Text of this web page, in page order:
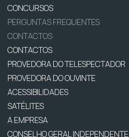
CONCURSOS
PERGUNTAS FREQUENTES
CONTACTOS
CONTACTOS
PROVEDORA DO TELESPECTADOR
PROVEDORA DO OUVINTE
ACESSIBILIDADES
SATÉLITES
A EMPRESA
CONSELHO GERAL INDEPENDENTE